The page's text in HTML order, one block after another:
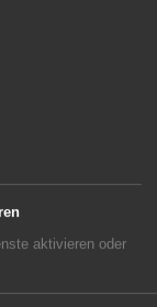
Ulrich
2020 um
des
Auflage
aktivieren oder